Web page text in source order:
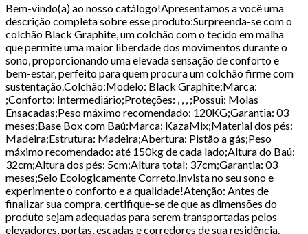
Bem-vindo(a) ao nosso catálogo!Apresentamos a você uma
descrição completa sobre esse produto:Surpreenda-se com o
colchão Black Graphite, um colchão com o tecido em malha
que permite uma maior liberdade dos movimentos durante o
sono, proporcionando uma elevada sensação de conforto e
bem-estar, perfeito para quem procura um colchão firme com
sustentação.Colchão:Modelo: Black Graphite;Marca:
;Conforto: Intermediário;Proteções: , , , ;Possui: Molas
Ensacadas;Peso máximo recomendado: 120KG;Garantia: 03
meses;Base Box com Baú:Marca: KazaMix;Material dos pés:
Madeira;Estrutura: Madeira;Abertura: Pistão a gás;Peso
máximo recomendado: até 150kg de cada lado;Altura do Baú:
32cm;Altura dos pés: 5cm;Altura total: 37cm;Garantia: 03
meses;Selo Ecologicamente Correto.Invista no seu sono e
experimente o conforto e a qualidade!Atenção: Antes de
finalizar sua compra, certifique-se de que as dimensões do
produto sejam adequadas para serem transportadas pelos
elevadores, portas, escadas e corredores de sua residência.